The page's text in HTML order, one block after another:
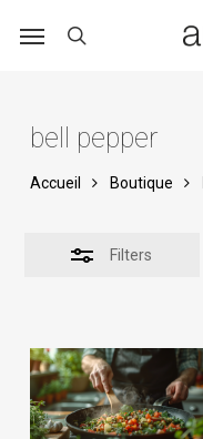
bell pepper
Accueil Boutique
Filters